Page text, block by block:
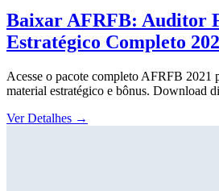
Baixar AFRFB: Auditor
Estratégico Completo
Acesse o pacote completo AFRFB 2021
material estratégico e bônus. Download
Ver Detalhes →